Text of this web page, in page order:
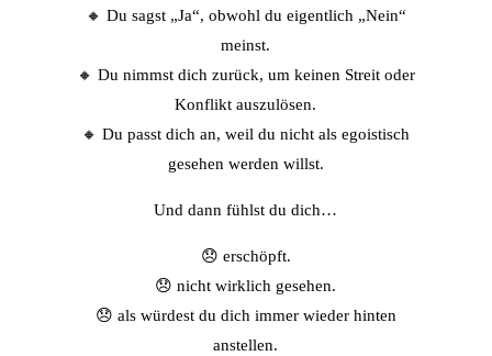
🔸 Du sagst „Ja“, obwohl du eigentlich „Nein“
meinst.
🔸 Du nimmst dich zurück, um keinen Streit oder
Konflikt auszulösen.
🔸 Du passt dich an, weil du nicht als egoistisch
gesehen werden willst.
Und dann fühlst du dich…
😞 erschöpft.
😞 nicht wirklich gesehen.
😞 als würdest du dich immer wieder hinten
anstellen.